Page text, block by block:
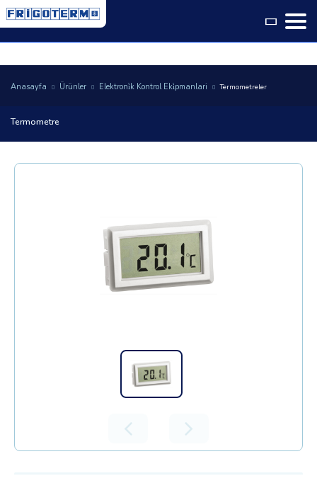
Language
Anasayfa Ürünler Elektroni̇k Kontrol Eki̇pmanlari Termometreler
Termometre